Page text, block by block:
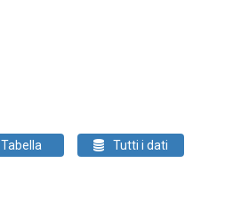
Tabella Tutti i dati